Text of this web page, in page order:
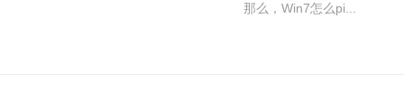
那么，Win7怎么pi...